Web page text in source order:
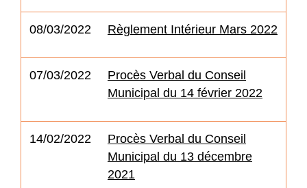
08/03/2022 Règlement Intérieur Mars 2022
07/03/2022
Procès Verbal du Conseil
Municipal du 14 février 2022
14/02/2022
Procès Verbal du Conseil
Municipal du 13 décembre
2021